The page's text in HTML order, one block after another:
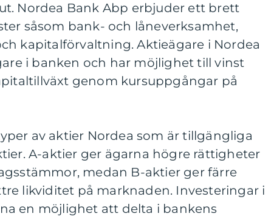
Nordea Bank Abp erbjuder ett brett
såsom bank- och låneverksamhet,
kapitalförvaltning. Aktieägare i Nordea
i banken och har möjlighet till vinst
genom kursuppgångar på
av aktier Nordea som är tillgängliga
A-aktier ger ägarna högre rättigheter
medan B-aktier ger färre
likviditet på marknaden. Investeringar i
en möjlighet att delta i bankens